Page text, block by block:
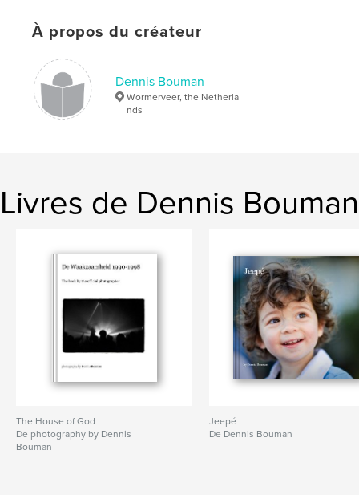
À propos du créateur
Dennis Bouman
Wormerveer, the Netherla
nds
Livres de Dennis Bouman
The House of God
De photography by Dennis
Bouman
Jeepé
De Dennis Bouman